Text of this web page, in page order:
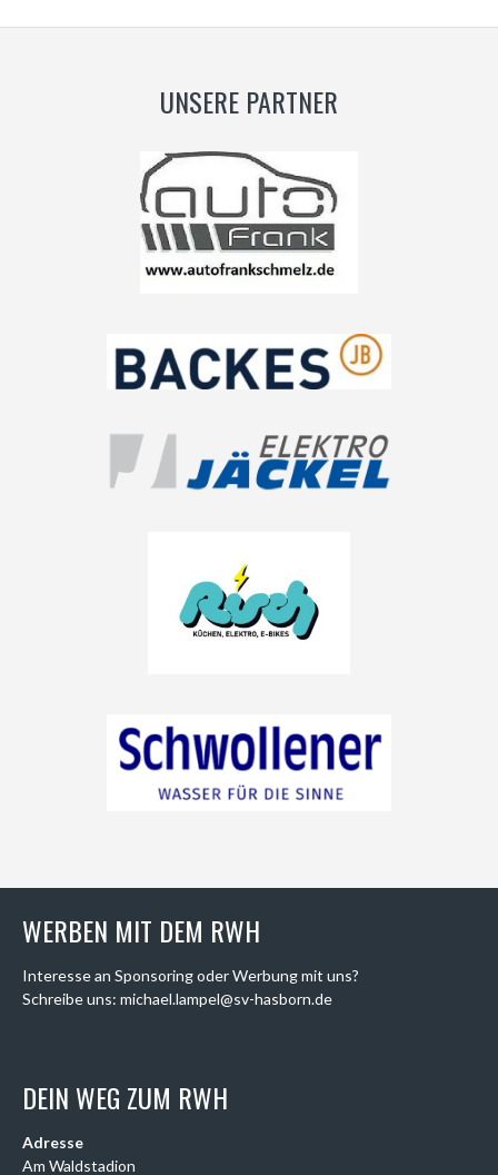
UNSERE PARTNER
WERBEN MIT DEM RWH
Interesse an Sponsoring oder Werbung mit uns?
Schreibe uns: michael.lampel@sv-hasborn.de
DEIN WEG ZUM RWH
Adresse
Am Waldstadion